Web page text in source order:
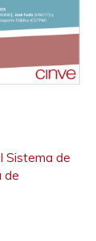
Sistema de
de